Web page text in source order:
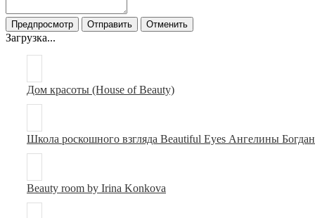
Загрузка...
Дом красоты (House of Beauty)
Школа роскошного взгляда Beautiful Eyes Ангелины
Beauty room by Irina Konkova